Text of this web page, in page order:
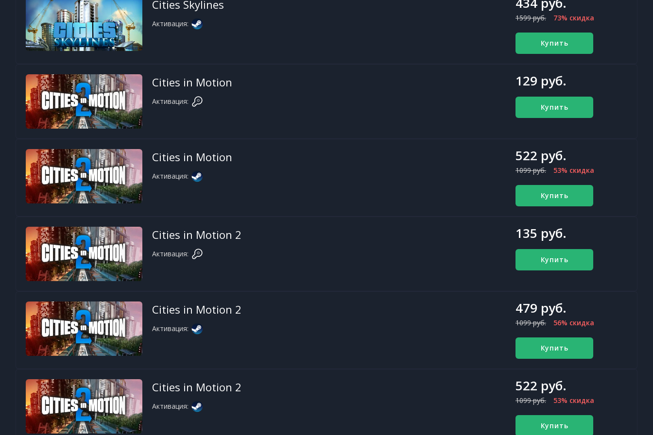
Cities Skylines
Активация:
1599 руб. 73% скидка
Купить
Cities in Motion
Активация:
129 руб.
Купить
Cities in Motion
Активация:
522 руб.
1099 руб. 53% скидка
Купить
Cities in Motion 2
Активация:
135 руб.
Купить
Cities in Motion 2
Активация:
479 руб.
1099 руб. 56% скидка
Купить
Cities in Motion 2
Активация:
522 руб.
1099 руб. 53% скидка
Купить